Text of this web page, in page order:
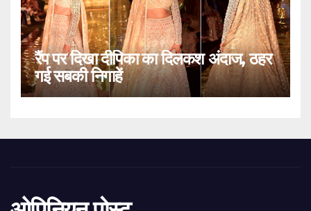
रैंप पर दिखा दीपिका का दिलकश अंदाज, ठहर
गई सबकी निगाहें